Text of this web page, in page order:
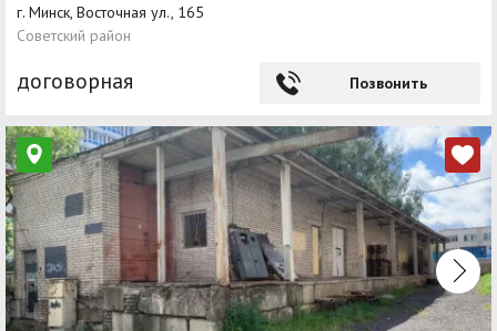
г. Минск, Восточная ул., 165
Советский район
договорная Позвонить